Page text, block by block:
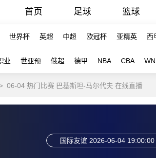
首页 足球 篮球
世界杯 英超 中超 欧冠杯 亚精英 西
业 世亚预 俄超 德甲 NBA CBA
06-04 热门比赛 巴基斯坦-马尔代夫 在线直播
国际友谊 2026-06-04 19:00:00